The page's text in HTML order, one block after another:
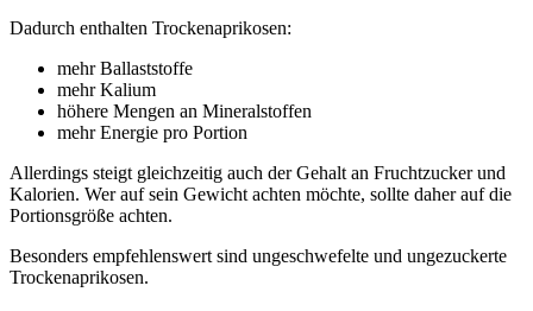
Dadurch enthalten Trockenaprikosen:
mehr Ballaststoffe
mehr Kalium
höhere Mengen an Mineralstoffen
mehr Energie pro Portion
Allerdings steigt gleichzeitig auch der Gehalt an Fruchtzucker und
Kalorien. Wer auf sein Gewicht achten möchte, sollte daher auf die
Portionsgröße achten.
Besonders empfehlenswert sind ungeschwefelte und ungezuckerte
Trockenaprikosen.